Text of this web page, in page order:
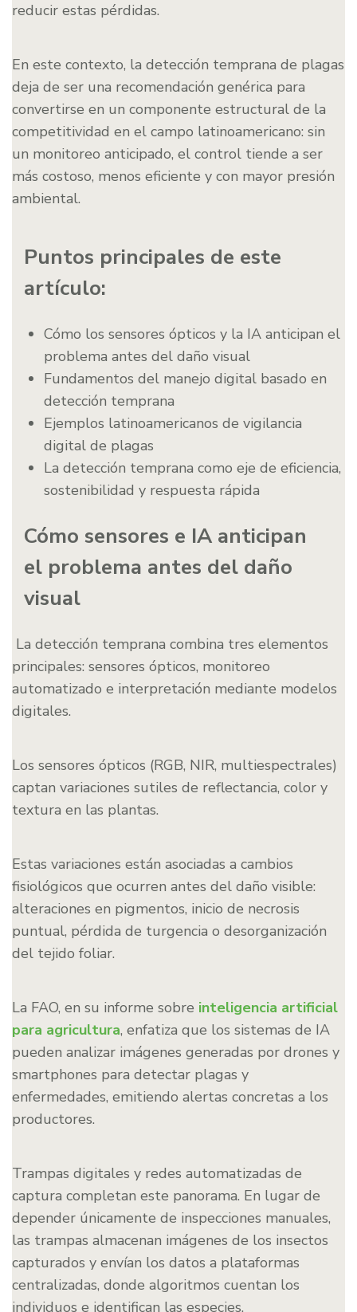
reducir estas pérdidas.
En este contexto, la detección temprana de plagas
deja de ser una recomendación genérica para
convertirse en un componente estructural de la
competitividad en el campo latinoamericano: sin
un monitoreo anticipado, el control tiende a ser
más costoso, menos eficiente y con mayor presión
ambiental.
Puntos principales de este
artículo:
Cómo los sensores ópticos y la IA anticipan el
problema antes del daño visual
Fundamentos del manejo digital basado en
detección temprana
Ejemplos latinoamericanos de vigilancia
digital de plagas
La detección temprana como eje de eficiencia,
sostenibilidad y respuesta rápida
Cómo sensores e IA anticipan
el problema antes del daño
visual
La detección temprana combina tres elementos
principales: sensores ópticos, monitoreo
automatizado e interpretación mediante modelos
digitales.
Los sensores ópticos (RGB, NIR, multiespectrales)
captan variaciones sutiles de reflectancia, color y
textura en las plantas.
Estas variaciones están asociadas a cambios
fisiológicos que ocurren antes del daño visible:
alteraciones en pigmentos, inicio de necrosis
puntual, pérdida de turgencia o desorganización
del tejido foliar.
La FAO, en su informe sobre inteligencia artificial
para agricultura, enfatiza que los sistemas de IA
pueden analizar imágenes generadas por drones y
smartphones para detectar plagas y
enfermedades, emitiendo alertas concretas a los
productores.
Trampas digitales y redes automatizadas de
captura completan este panorama. En lugar de
depender únicamente de inspecciones manuales,
las trampas almacenan imágenes de los insectos
capturados y envían los datos a plataformas
centralizadas, donde algoritmos cuentan los
individuos e identifican las especies.